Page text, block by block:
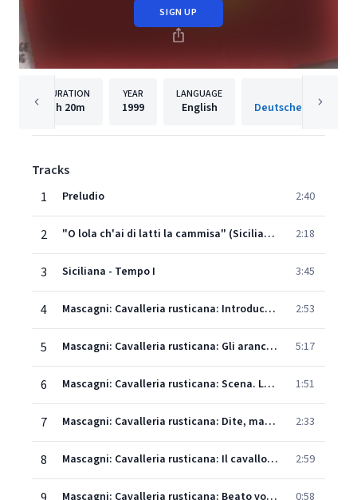
SIGN UP
DURATION
1h 20m
YEAR
1999
LANGUAGE
English
Tracks
1
Preludio 2:40
2 "O lola ch'ai di latti la cammisa" (Siciliana) 2:18
3 Siciliana - Tempo I 3:45
4 Mascagni: Cavalleria rusticana: Introduction with Chorus 2:53
5 Mascagni: Cavalleria rusticana: Gli aranci olezzano sui verdi margini 5:17
6 Mascagni: Cavalleria rusticana: Scena. Largo 1:51
7 Mascagni: Cavalleria rusticana: Dite, mamma Lucia 2:33
8 Mascagni: Cavalleria rusticana: Il cavallo scalpita 2:59
Mascagni: Cavalleria rusticana: Beato voi, compar Alfio 0:58